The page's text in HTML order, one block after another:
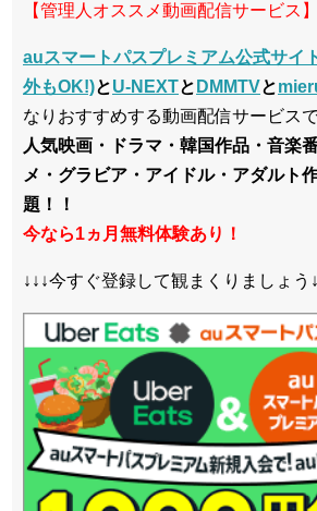
【管理人オススメ動画配信サービス】
auスマートパスプレミアム公式サイ
外もOK!)とU-NEXTと DMMTVと
なりおすすめする動画配信サービスで
人気映画・ドラマ・韓国作品・音楽
メ・グラビア・アイドル・アダルト
題！！
今なら1ヵ月無料体験あり！
↓↓↓今すぐ登録して観まくりましょう